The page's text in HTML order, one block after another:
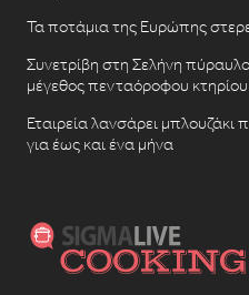
Τα ποτάμια της Ευρώπης
Συνετρίβη στη Σελήνη
μέγεθος πενταόροφου κτηρίου
Εταιρεία λανσάρει μπλουζάκι
για έως και ένα μήνα